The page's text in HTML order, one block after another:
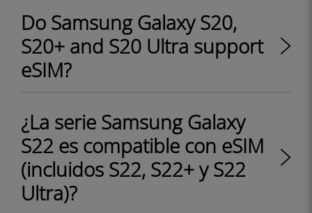
Do Samsung Galaxy S20,
S20+ and S20 Ultra support
eSIM?
¿La serie Samsung Galaxy
S22 es compatible con eSIM
(incluidos S22, S22+ y S22
Ultra)?